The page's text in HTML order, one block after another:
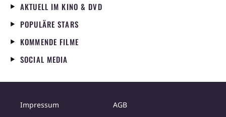
AKTUELL IM KINO & DVD
POPULÄRE STARS
KOMMENDE FILME
SOCIAL MEDIA
Impressum AGB